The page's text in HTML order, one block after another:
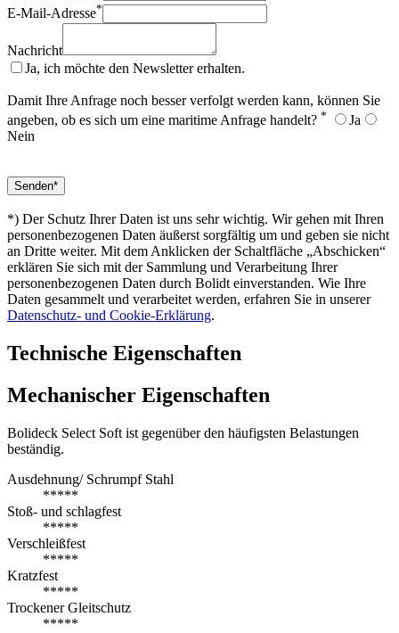
E-Mail-Adresse*
Nachricht
Ja, ich möchte den Newsletter erhalten.
Damit Ihre Anfrage noch besser verfolgt werden kann, können Sie
angeben, ob es sich um eine maritime Anfrage handelt? *
Ja
Nein
*) Der Schutz Ihrer Daten ist uns sehr wichtig. Wir gehen mit Ihren
personenbezogenen Daten äußerst sorgfältig um und geben sie nicht
an Dritte weiter. Mit dem Anklicken der Schaltfläche „Abschicken“
erklären Sie sich mit der Sammlung und Verarbeitung Ihrer
personenbezogenen Daten durch Bolidt einverstanden. Wie Ihre
Daten gesammelt und verarbeitet werden, erfahren Sie in unserer
Datenschutz- und Cookie-Erklärung.
Technische Eigenschaften
Mechanischer Eigenschaften
Bolideck Select Soft ist gegenüber den häufigsten Belastungen
beständig.
Ausdehnung/ Schrumpf Stahl
*****
Stoß- und schlagfest
*****
Verschleißfest
*****
Kratzfest
*****
Trockener Gleitschutz
*****